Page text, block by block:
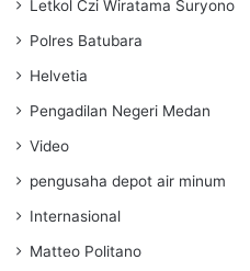
Letkol Czi Wiratama Suryono
Polres Batubara
Helvetia
Pengadilan Negeri Medan
Video
pengusaha depot air minum
Internasional
Matteo Politano